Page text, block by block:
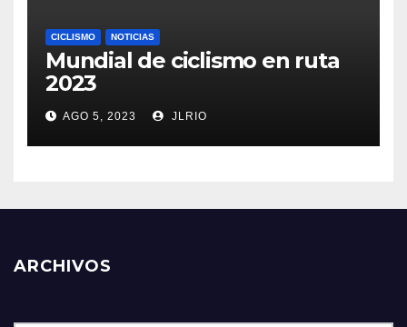
CICLISMO NOTICIAS
Mundial de ciclismo en ruta
2023
AGO 5, 2023 JLRIO
ARCHIVOS